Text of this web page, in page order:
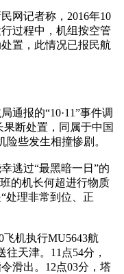
网记者称，2016年10
过程中，机组按空管
置，此情况已报民航
通报的“10·11”事件调
断处置，同属于中国
些发生相撞惨剧。
逃过“最黑暗一日”的
的机长何超进行物质
处理非常到位、正
机执行MU5643航
天津。11点54分，
滑出。12点03分，塔